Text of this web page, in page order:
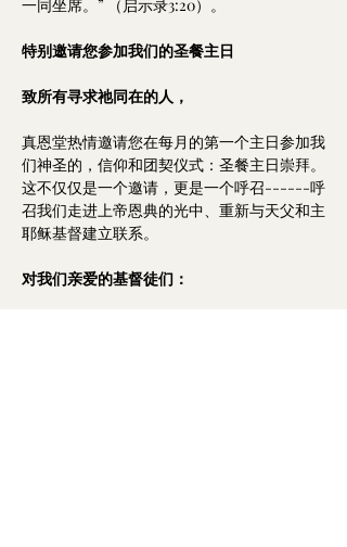
一同坐席。” （启示录3:20）。
特别邀请您参加我们的圣餐主日
致所有寻求祂同在的人，
真恩堂热情邀请您在每月的第一个主日参加我
们神圣的，信仰和团契仪式：圣餐主日崇拜。
这不仅仅是一个邀请，更是一个呼召------呼
召我们走进上帝恩典的光中、重新与天父和主
耶稣基督建立联系。
对我们亲爱的基督徒们：